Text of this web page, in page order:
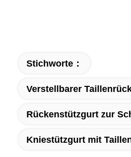
Stichworte：
Verstellbarer
Rückenstützgurt zur
Kniestützgurt mit